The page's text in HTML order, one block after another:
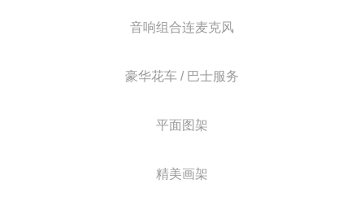
音响组合连麦克风
豪华花车 / 巴士服务
平面图架
精美画架